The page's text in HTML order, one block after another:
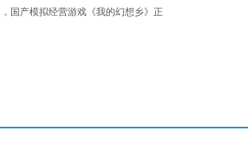
国产模拟经营游戏《我的幻想乡》正